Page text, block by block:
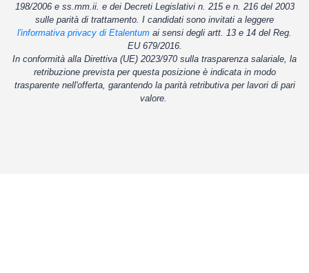
198/2006 e ss.mm.ii. e dei Decreti Legislativi n. 215 e n. 216 del 2003
sulle parità di trattamento. I candidati sono invitati a leggere
l'informativa privacy di Etalentum ai sensi degli artt. 13 e 14 del Reg.
EU 679/2016.
In conformità alla Direttiva (UE) 2023/970 sulla trasparenza salariale, la
retribuzione prevista per questa posizione è indicata in modo
trasparente nell'offerta, garantendo la parità retributiva per lavori di pari
valore.